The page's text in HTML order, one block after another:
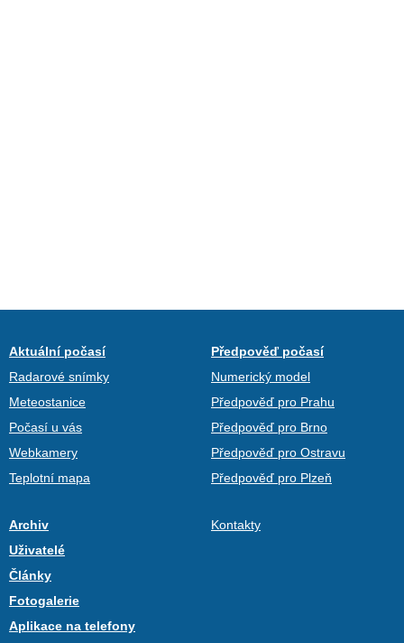
Aktuální počasí
Radarové snímky
Meteostanice
Počasí u vás
Webkamery
Teplotní mapa
Předpověď počasí
Numerický model
Předpověď pro Prahu
Předpověď pro Brno
Předpověď pro Ostravu
Předpověď pro Plzeň
Archiv
Uživatelé
Články
Fotogalerie
Aplikace na telefony
Kontakty